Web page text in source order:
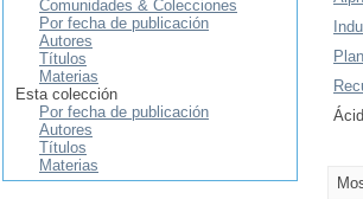
Comunidades & Colecciones
Por fecha de publicación
Autores
Títulos
Materias
Esta colección
Por fecha de publicación
Autores
Títulos
Materias